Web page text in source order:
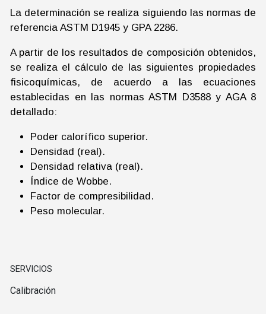
La determinación se realiza siguiendo las normas de
referencia ASTM D1945 y GPA 2286.
A partir de los resultados de composición obtenidos,
se realiza el cálculo de las siguientes propiedades
fisicoquímicas, de acuerdo a las ecuaciones
establecidas en las normas ASTM D3588 y AGA 8
detallado:
Poder calorífico superior.
Densidad (real).
Densidad relativa (real).
Índice de Wobbe.
Factor de compresibilidad.
Peso molecular.
SERVICIOS
Calibración